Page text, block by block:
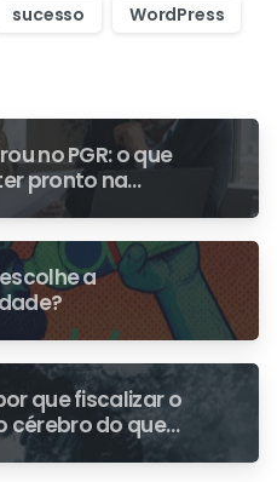
sucesso WordPress
no PGR: o que
pronto na
a
que fiscalizar o
cérebro do que